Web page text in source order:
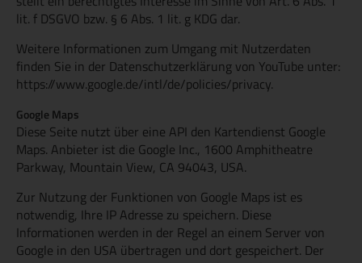
lit. f DSGVO bzw. § 6 Abs. 1 lit. g KDG dar.
Weitere Informationen zum Umgang mit Nutzerdaten
finden Sie in der Datenschutzerklärung von YouTube unter:
https://www.google.de/intl/de/policies/privacy.
Google Maps
Diese Seite nutzt über eine API den Kartendienst Google
Maps. Anbieter ist die Google Inc., 1600 Amphitheatre
Parkway, Mountain View, CA 94043, USA.
Zur Nutzung der Funktionen von Google Maps ist es
notwendig, Ihre IP Adresse zu speichern. Diese
Informationen werden in der Regel an einem Server von
Google in den USA übertragen und dort gespeichert. Der